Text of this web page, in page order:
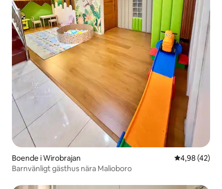
Boende i Wirobrajan 4,98 av 5 i
4,98 (42)
Barnvänligt gästhus nära Malioboro